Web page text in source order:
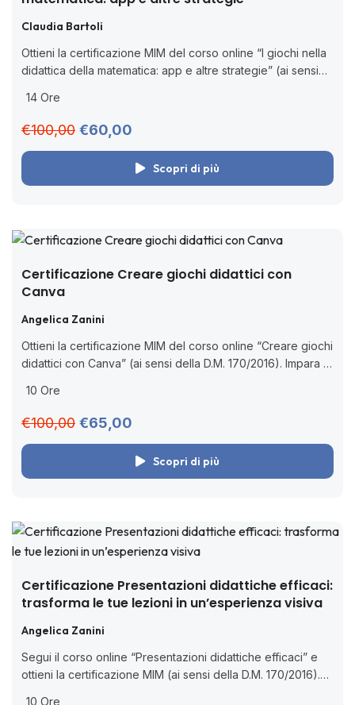
Claudia Bartoli
Ottieni la certificazione MIM del corso online “I giochi nella
didattica della matematica: app e altre strategie” (ai sensi
scadenza. Acquista adesso,...
14 Ore
€100,00 €60,00
Scopri di più
Certificazione Creare giochi didattici con
Canva
Angelica Zanini
Ottieni la certificazione MIM del corso online “Creare giochi
didattici con Canva” (ai sensi della D.M. 170/2016). Impara a
strategie pratiche e...
10 Ore
€100,00 €65,00
Scopri di più
Certificazione Presentazioni didattiche efficaci:
trasforma le tue lezioni in un’esperienza visiva
Angelica Zanini
Segui il corso online “Presentazioni didattiche efficaci” e
ottieni la certificazione MIM (ai sensi della D.M. 170/2016).
10 Ore